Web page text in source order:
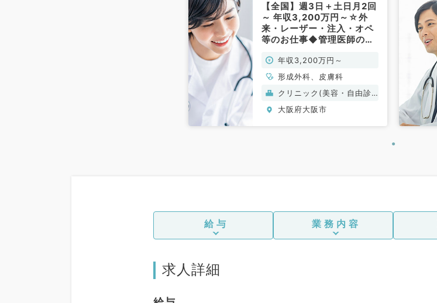
【全国】週3日＋土日月2回
～ 年収3,200万円～☆外
来・レーザー・注入・オペ
等のお仕事◆管理医師のお
科／常勤）
年収3,200万円～
形成外科、皮膚科
クリニック(美容・自由診
療）
大阪府大阪市
給与 業務内容
求人詳細